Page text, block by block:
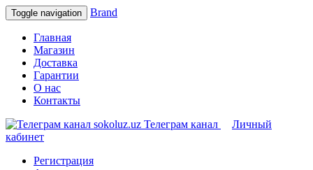
Toggle navigation Brand
Главная
Магазин
Доставка
Гарантии
О нас
Контакты
Телеграм канал
Личный
кабинет
Регистрация